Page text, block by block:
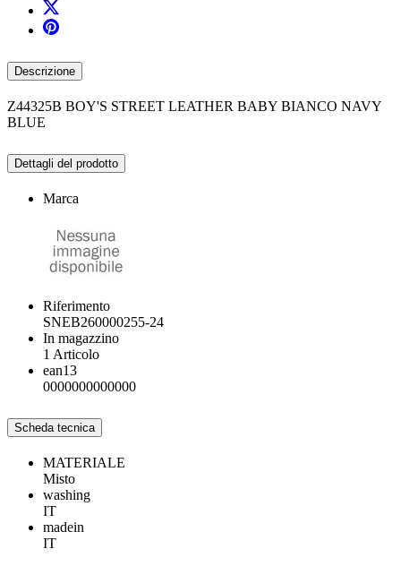
Descrizione
Z44325B BOY'S STREET LEATHER BABY BIANCO NAVY
BLUE
Dettagli del prodotto
Marca
Riferimento
SNEB260000255-24
In magazzino
1 Articolo
ean13
0000000000000
Scheda tecnica
MATERIALE
Misto
washing
IT
madein
IT